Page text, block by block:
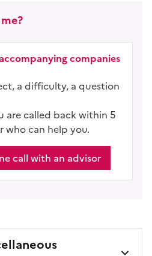
companies
a difficulty, a question
are called back within 5
who can help you.
call with an advisor